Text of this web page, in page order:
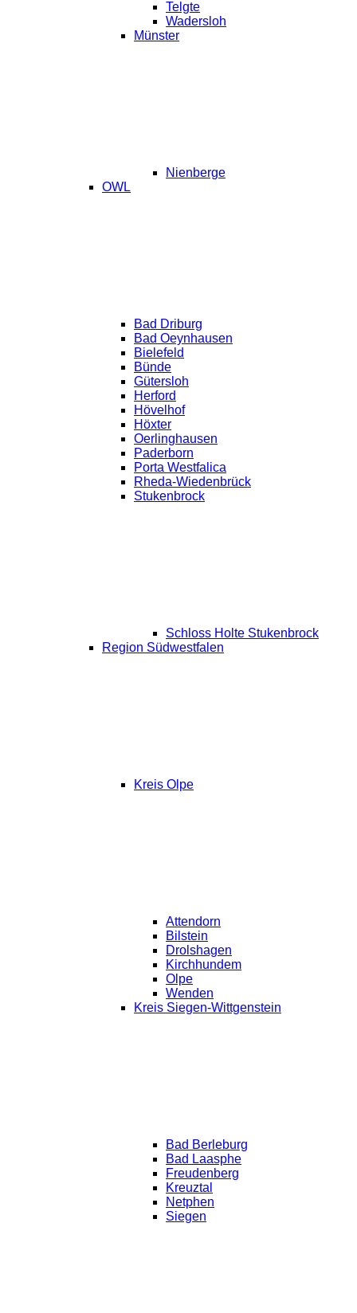
Telgte
Wadersloh
Münster
Nienberge
OWL
Bad Driburg
Bad Oeynhausen
Bielefeld
Bünde
Gütersloh
Herford
Hövelhof
Höxter
Oerlinghausen
Paderborn
Porta Westfalica
Rheda-Wiedenbrück
Stukenbrock
Schloss Holte Stukenbrock
Region Südwestfalen
Kreis Olpe
Attendorn
Bilstein
Drolshagen
Kirchhundem
Olpe
Wenden
Kreis Siegen-Wittgenstein
Bad Berleburg
Bad Laasphe
Freudenberg
Kreuztal
Netphen
Siegen